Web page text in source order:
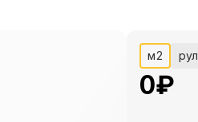
м2 рул
0₽